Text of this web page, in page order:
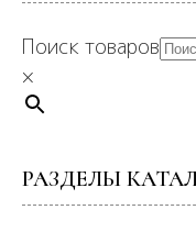
Поиск товаров
×
РАЗДЕЛЫ